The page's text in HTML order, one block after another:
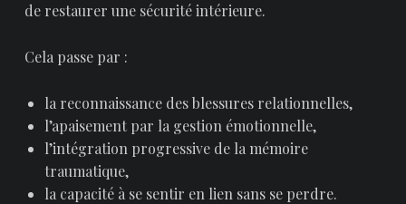
de restaurer une sécurité intérieure.
Cela passe par :
la reconnaissance des blessures relationnelles,
l’apaisement par la gestion émotionnelle,
l’intégration progressive de la mémoire
traumatique,
la capacité à se sentir en lien sans se perdre.